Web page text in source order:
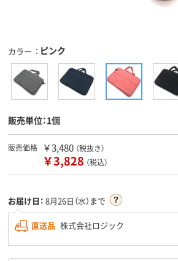
カラー ピンク
販売単位：1個
販売価格 ￥3,480 （税抜き）
￥3,828 （税込）
お届け日： 8月26日（水）まで
直送品 株式会社ロジック